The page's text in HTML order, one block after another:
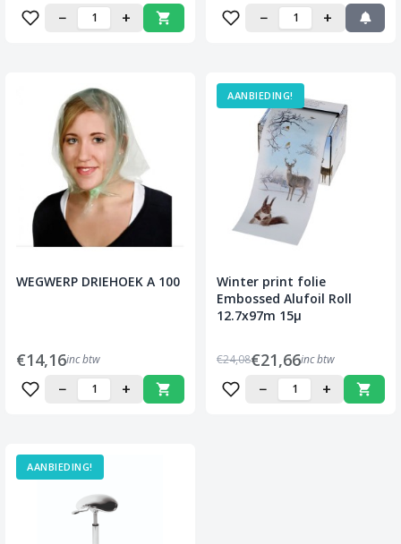
− + − +
WEGWERP DRIEHOEK A 100
€14,16inc btw
− +
AANBIEDING!
Winter print folie
Embossed Alufoil Roll
12.7x97m 15µ
€24,08€21,66inc btw
− +
AANBIEDING!